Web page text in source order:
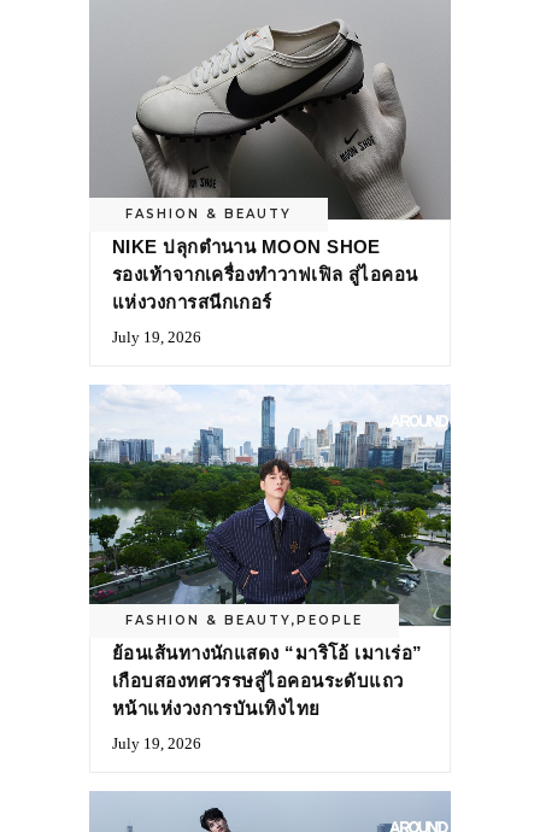
FASHION & BEAUTY
NIKE ปลุกตำนาน MOON SHOE
รองเท้าจากเครื่องทำวาฟเฟิล สู่ไอคอน
แห่งวงการสนีกเกอร์
July 19, 2026
FASHION & BEAUTY,PEOPLE
ย้อนเส้นทางนักแสดง “มาริโอ้ เมาเร่อ”
เกือบสองทศวรรษสู่ไอคอนระดับแถว
หน้าแห่งวงการบันเทิงไทย
July 19, 2026